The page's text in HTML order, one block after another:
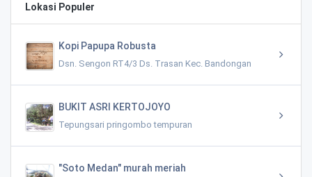
Lokasi Populer
Kopi Papupa Robusta
Dsn. Sengon RT4/3 Ds. Trasan Kec. Bandongan
BUKIT ASRI KERTOJOYO
Tepungsari pringombo tempuran
"Soto Medan" murah meriah